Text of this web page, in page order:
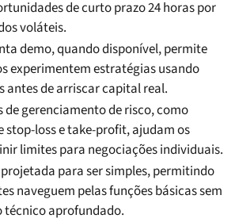
de curto prazo 24 horas por
voláteis.
demo, quando disponível, permite
experimentem estratégias usando
antes de arriscar capital real.
de gerenciamento de risco, como
stop-loss e take-profit, ajudam os
limites para negociações individuais.
para ser simples, permitindo
naveguem pelas funções básicas sem
aprofundado.